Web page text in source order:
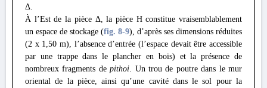
Δ.
À l’Est de la pièce Δ, la pièce H constitue vraisemblablement
un espace de stockage (fig. 8-9), d’après ses dimensions réduites
(2 x 1,50 m), l’absence d’entrée (l’espace devait être accessible
par une trappe dans le plancher en bois) et la présence de
nombreux fragments depithoi. Un trou de poutre dans le mur
oriental de la pièce, ainsi qu’une cavité dans le sol pour la